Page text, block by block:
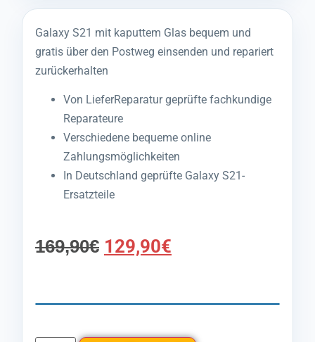
Galaxy S21 mit kaputtem Glas bequem und
gratis über den Postweg einsenden und repariert
zurückerhalten
Von LieferReparatur geprüfte fachkundige
Reparateure
Verschiedene bequeme online
Zahlungsmöglichkeiten
In Deutschland geprüfte Galaxy S21-
Ersatzteile
169,90€ 129,90€